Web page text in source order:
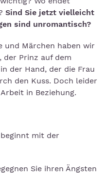
Sind Sie jetzt vielleicht
sind unromantisch?
und Märchen haben wir
der Prinz auf dem
der Hand, der die Frau
den Kuss. Doch leider
in Beziehung.
beginnt mit der
Sie ihren Ängsten